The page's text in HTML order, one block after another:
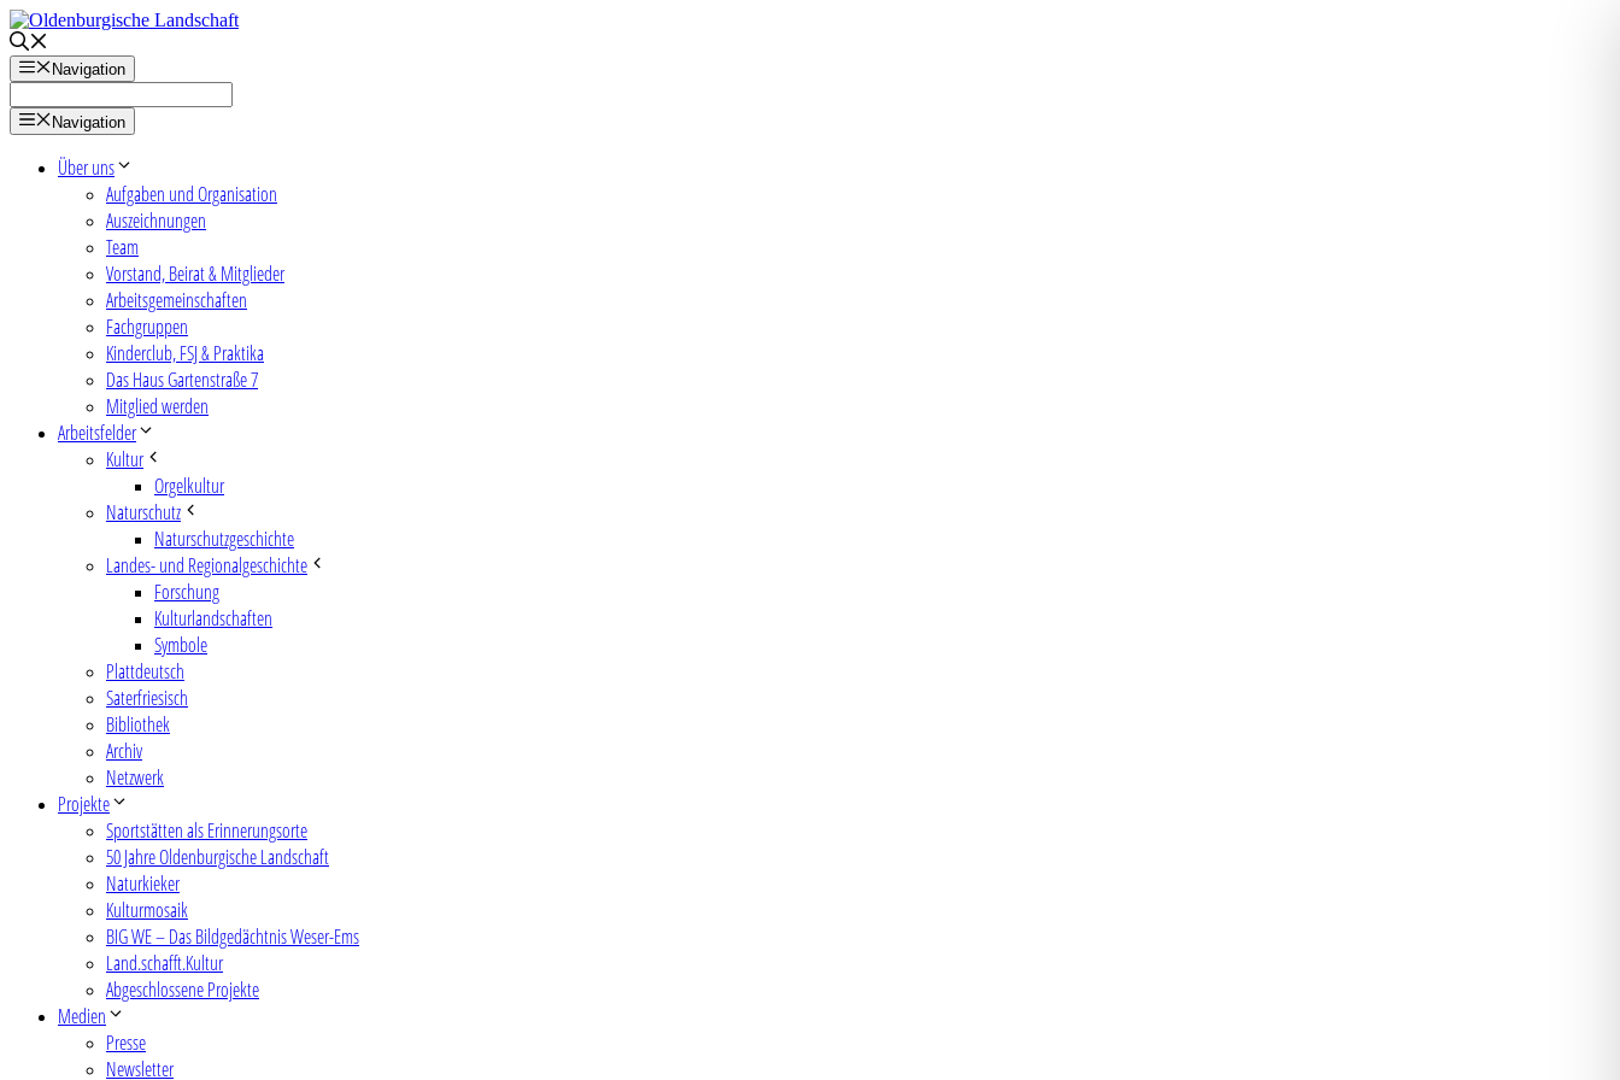
Zum
Inhalt
springenNavigation
Navigation
Über uns
Aufgaben und Organisation
Auszeichnungen
Team
Vorstand, Beirat & Mitglieder
Arbeitsgemeinschaften
Fachgruppen
Kinderclub, FSJ & Praktika
Das Haus Gartenstraße 7
Mitglied werden
Arbeitsfelder
Kultur
Orgelkultur
Naturschutz
Naturschutzgeschichte
Landes- und Regionalgeschichte
Forschung
Kulturlandschaften
Symbole
Plattdeutsch
Saterfriesisch
Bibliothek
Archiv
Netzwerk
Projekte
Sportstätten als Erinnerungsorte
50 Jahre Oldenburgische Landschaft
Naturkieker
Kulturmosaik
BIG WE – Das Bildgedächtnis Weser-Ems
Land.schafft.Kultur
Abgeschlossene Projekte
Medien
Presse
Newsletter